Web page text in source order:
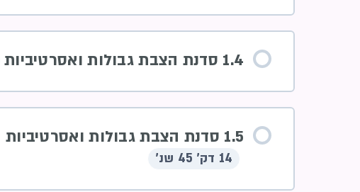
1.4 סדנת הצבת גבולות ואסרטיביות
1.5 סדנת הצבת גבולות ואסרטיביות מצגת
14 דק' 45 שנ'